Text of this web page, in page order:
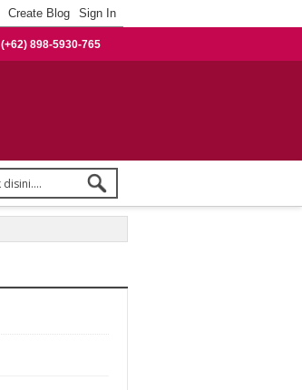
(+62) 898-5930-765